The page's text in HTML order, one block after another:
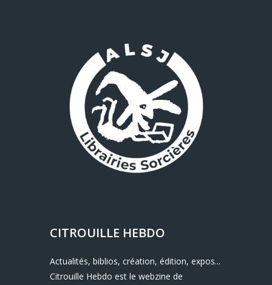
CITROUILLE HEBDO
Actualités, biblios, création, édition, expos...
Citrouille Hebdo est le webzine de